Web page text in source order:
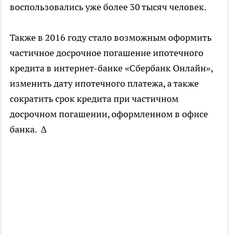
воспользовались уже более 30 тысяч человек.
Также в 2016 году стало возможным оформить
частичное досрочное погашение ипотечного
кредита в интернет-банке «Сбербанк Онлайн»,
изменить дату ипотечного платежа, а также
сократить срок кредита при частичном
досрочном погашении, оформленном в офисе
банка. ∆